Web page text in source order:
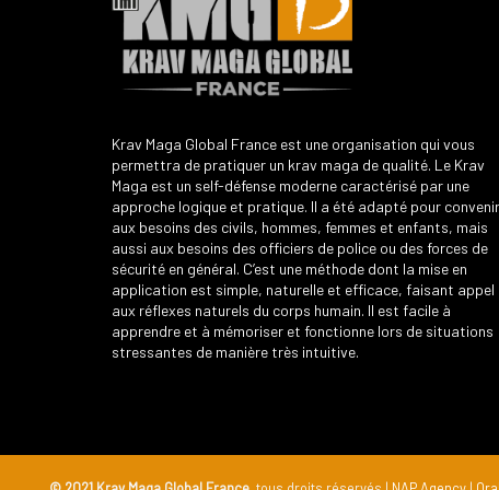
Krav Maga Global France est une organisation qui vous
permettra de pratiquer un krav maga de qualité. Le Krav
Maga est un self-défense moderne caractérisé par une
approche logique et pratique. Il a été adapté pour convenir
aux besoins des civils, hommes, femmes et enfants, mais
aussi aux besoins des officiers de police ou des forces de
sécurité en général. C’est une méthode dont la mise en
application est simple, naturelle et efficace, faisant appel
aux réflexes naturels du corps humain. Il est facile à
apprendre et à mémoriser et fonctionne lors de situations
stressantes de manière très intuitive.